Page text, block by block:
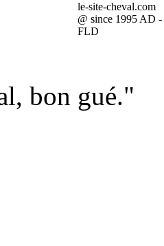
le-site-cheval.com
@ since 1995 AD -
FLD
bon gué."